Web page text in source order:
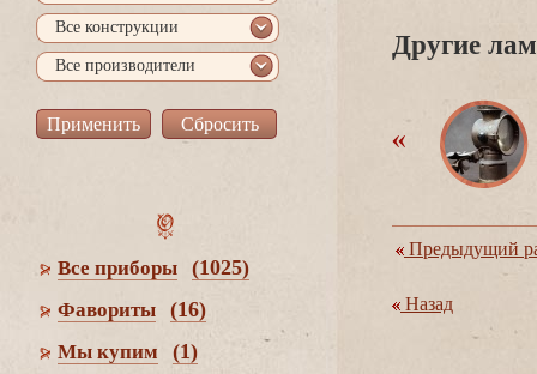
се конструкции
се производители
се приборы (1025)
Фавориты (16)
Мы купим (1)
Другие
Предыдущий
Назад